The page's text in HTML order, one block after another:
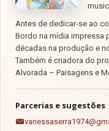
Antes de dedicar-se ao
Bordo na mídia impressa
décadas na produção e
Também é criadora do
Alvorada – Paisagens e
Parcerias e sugestões